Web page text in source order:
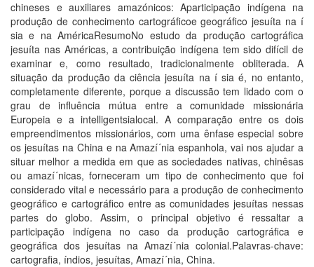
chineses e auxiliares amazónicos: Aparticipação indí­gena na
produção de conhecimento cartográficoe geográfico jesuí­ta na í
sia e na AméricaResumoNo estudo da produção cartográfica
jesuí­ta nas Américas, a contribuição indí­gena tem sido difí­cil de
examinar e, como resultado, tradicionalmente obliterada. A
situação da produção da ciência jesuí­ta na í sia é, no entanto,
completamente diferente, porque a discussão tem lidado com o
grau de influência mútua entre a comunidade missionária
Europeia e a intelligentsialocal. A comparação entre os dois
empreendimentos missionários, com uma ênfase especial sobre
os jesuí­tas na China e na Amazí´nia espanhola, vai nos ajudar a
situar melhor a medida em que as sociedades nativas, chinêsas
ou amazí´nicas, forneceram um tipo de conhecimento que foi
considerado vital e necessário para a produção de conhecimento
geográfico e cartográfico entre as comunidades jesuí­tas nessas
partes do globo. Assim, o principal objetivo é ressaltar a
participação indí­gena no caso da produção cartográfica e
geográfica dos jesuí­tas na Amazí´nia colonial.Palavras-chave:
cartografia, í­ndios, jesuí­tas, Amazí´nia, China.